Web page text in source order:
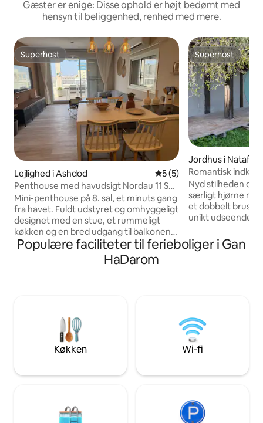
Gæster er enige: Disse ophold er højt bedømt med
hensyn til beliggenhed, renhed med mere.
Superhost
Superhost
Lejlighed i Ashdod 5 ud af 5 i gennemsnitlig
5 (5)
Penthouse med havudsigt Nordau 11 Sea
View Penthouse
Mini-penthouse på 8. sal, et minuts gang
fra havet. Fuldt udstyret og omhyggeligt
designet med en stue, et rummeligt
køkken og en bred udgang til balkonen
med havudsigt. Hovedsoveværelse med
en anden udgang til balkonen. Lille
soveværelse (sikkert værelse) med en
en fantastisk solnedgang. Beliggenhed:
Tæt på stranden, Super Victory,
skøjtebanen (Blue Ice), restauranter,
vandsport og Ashdod-markedet, der er
beliggenhed for par og familier.
inkluderet i prisen.
Superhost
Superhost
Jordhus i Nataf
Romantisk indkvartering til to med
udsigt
Nyd stilheden og
særligt hjørne
et dobbelt
unikt udseende
B&B'en blev
atmosfæren i et
restauranter -
shawarma,
de nærliggende
restauranter og
minutters kørsel
Populære faciliteter til ferieboliger i Gan
HaDarom
Køkken Wi-fi